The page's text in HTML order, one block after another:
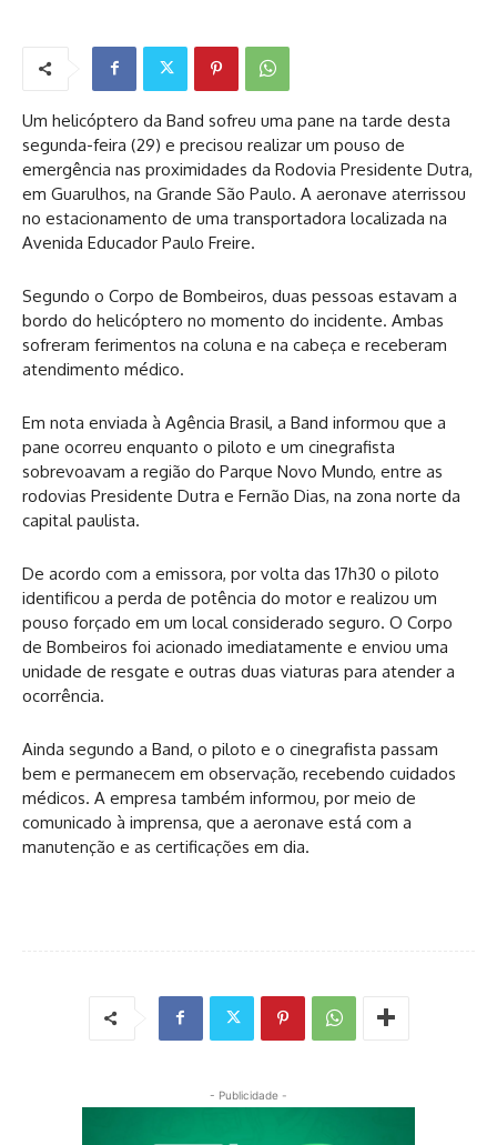
Um helicóptero da Band sofreu uma pane na tarde desta
segunda-feira (29) e precisou realizar um pouso de
emergência nas proximidades da Rodovia Presidente Dutra,
em Guarulhos, na Grande São Paulo. A aeronave aterrissou
no estacionamento de uma transportadora localizada na
Avenida Educador Paulo Freire.
Segundo o Corpo de Bombeiros, duas pessoas estavam a
bordo do helicóptero no momento do incidente. Ambas
sofreram ferimentos na coluna e na cabeça e receberam
atendimento médico.
Em nota enviada à Agência Brasil, a Band informou que a
pane ocorreu enquanto o piloto e um cinegrafista
sobrevoavam a região do Parque Novo Mundo, entre as
rodovias Presidente Dutra e Fernão Dias, na zona norte da
capital paulista.
De acordo com a emissora, por volta das 17h30 o piloto
identificou a perda de potência do motor e realizou um
pouso forçado em um local considerado seguro. O Corpo
de Bombeiros foi acionado imediatamente e enviou uma
unidade de resgate e outras duas viaturas para atender a
ocorrência.
Ainda segundo a Band, o piloto e o cinegrafista passam
bem e permanecem em observação, recebendo cuidados
médicos. A empresa também informou, por meio de
comunicado à imprensa, que a aeronave está com a
manutenção e as certificações em dia.
- Publicidade -